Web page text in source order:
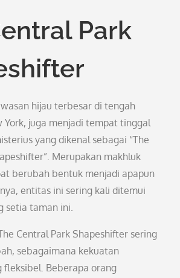
Park
hijau terbesar di tengah
York, juga menjadi tempat tinggal
yang dikenal sebagai “The
Merupakan makhluk
berubah bentuk menjadi apapun
entitas ini sering kali ditemui
setia taman ini.
Central Park Shapeshifter sering
sebagaimana kekuatan
fleksibel. Beberapa orang